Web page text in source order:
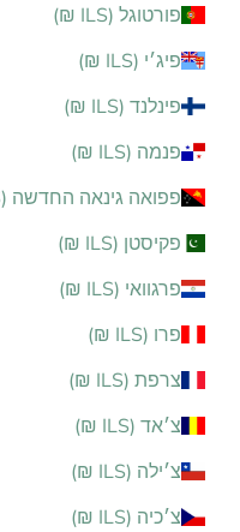
פורטוגל (ILS ₪)
פיג׳י (ILS ₪)
פינלנד (ILS ₪)
פנמה (ILS ₪)
פפואה גינאה החדשה (ILS ₪)
פקיסטן (ILS ₪)
פרגוואי (ILS ₪)
פרו (ILS ₪)
צרפת (ILS ₪)
צ׳אד (ILS ₪)
צ׳ילה (ILS ₪)
צ׳כיה (ILS ₪)